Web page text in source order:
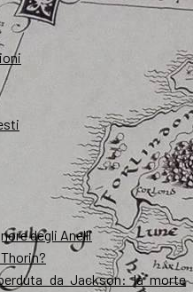
degli Anelli
da Jackson: la morte